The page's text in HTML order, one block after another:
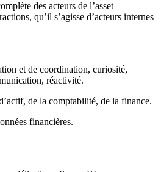
des acteurs de l’asset
qu’il s’agisse d’acteurs internes
et de coordination, curiosité,
réactivité.
de la comptabilité, de la finance.
financières.